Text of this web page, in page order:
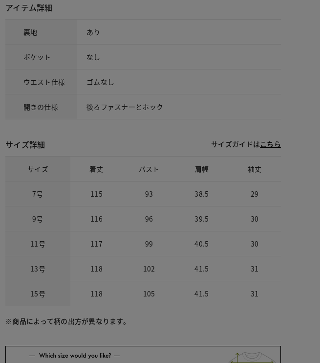
アイテム詳細
裏地 あり
ポケット なし
ウエスト仕様 ゴムなし
開きの仕様 後ろファスナーとホック
サイズ詳細 サイズガイドはこちら
サイズ 着丈 バスト 肩幅 袖丈
7号 115 93 38.5 29
9号 116 96 39.5 30
11号 117 99 40.5 30
13号 118 102 41.5 31
15号 118 105 41.5 31
※商品によって柄の出方が異なります。